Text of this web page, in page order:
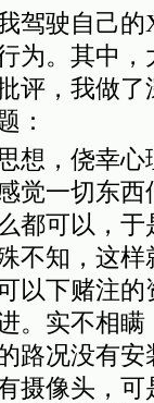
驾驶自己
为。其中
评，我做
：
想，侥幸
觉一切东
都可以，
不知，这
以下赌注
。实不相
路况没有
摄像头，